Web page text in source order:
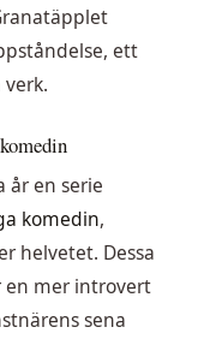
ett
år en serie
komedin,
helvetet. Dessa
en mer introvert
sena